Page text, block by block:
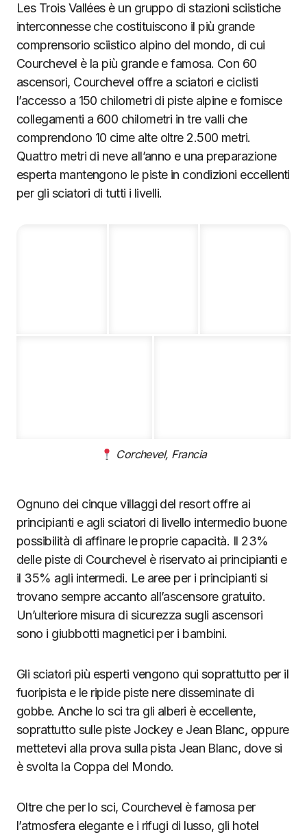
Les Trois Vallées è un gruppo di stazioni sciistiche
interconnesse che costituiscono il più grande
comprensorio sciistico alpino del mondo, di cui
Courchevel è la più grande e famosa. Con 60
ascensori, Courchevel offre a sciatori e ciclisti
l’accesso a 150 chilometri di piste alpine e fornisce
collegamenti a 600 chilometri in tre valli che
comprendono 10 cime alte oltre 2.500 metri.
Quattro metri di neve all’anno e una preparazione
esperta mantengono le piste in condizioni eccellenti
per gli sciatori di tutti i livelli.
Corchevel, Francia
Ognuno dei cinque villaggi del resort offre ai
principianti e agli sciatori di livello intermedio buone
possibilità di affinare le proprie capacità. Il 23%
delle piste di Courchevel è riservato ai principianti e
il 35% agli intermedi. Le aree per i principianti si
trovano sempre accanto all’ascensore gratuito.
Un’ulteriore misura di sicurezza sugli ascensori
sono i giubbotti magnetici per i bambini.
Gli sciatori più esperti vengono qui soprattutto per il
fuoripista e le ripide piste nere disseminate di
gobbe. Anche lo sci tra gli alberi è eccellente,
soprattutto sulle piste Jockey e Jean Blanc, oppure
mettetevi alla prova sulla pista Jean Blanc, dove si
è svolta la Coppa del Mondo.
Oltre che per lo sci, Courchevel è famosa per
l’atmosfera elegante e i rifugi di lusso, gli hotel